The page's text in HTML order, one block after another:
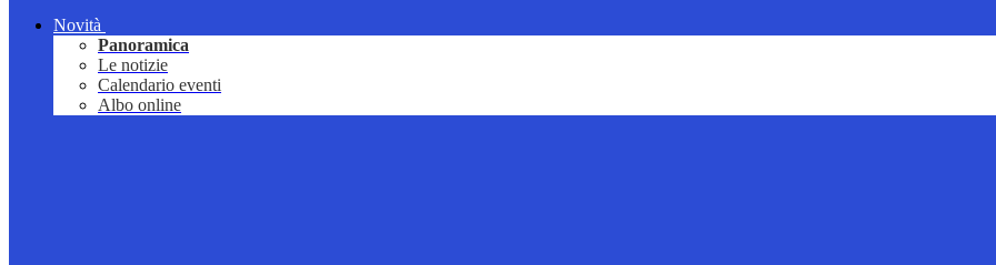
Novità
Panoramica
Le notizie
Calendario eventi
Albo online